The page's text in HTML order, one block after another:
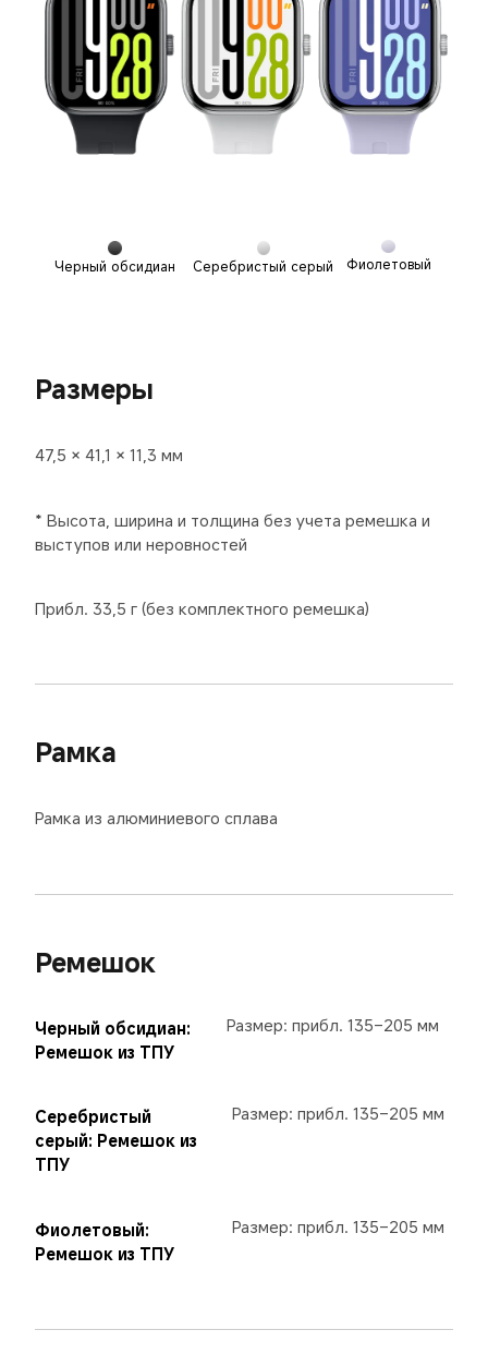
Черный обсидиан Серебристый серый Фиолетовый
Размеры
47,5 × 41,1 × 11,3 мм
* Высота, ширина и толщина без учета ремешка и
выступов или неровностей
Прибл. 33,5 г (без комплектного ремешка)
Рамка
Рамка из алюминиевого сплава
Ремешок
Черный обсидиан:
Ремешок из ТПУ
Размер: прибл. 135–205 мм
Серебристый
серый: Ремешок из
ТПУ
Размер: прибл. 135–205 мм
Фиолетовый:
Ремешок из ТПУ
Размер: прибл. 135–205 мм